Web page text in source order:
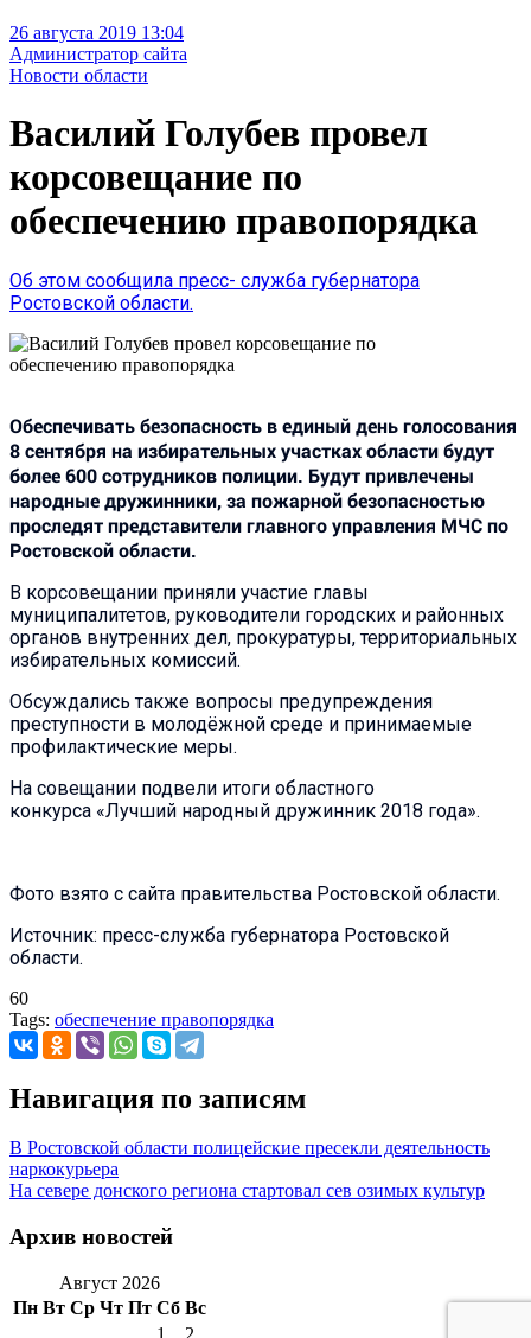
26 августа 2019 13:04
Администратор сайта
Новости области
Василий Голубев провел
корсовещание по
обеспечению правопорядка
Об этом сообщила пресс- служба губернатора
Ростовской области.
Обеспечивать безопасность в единый день голосования
8 сентября на избирательных участках области будут
более 600 сотрудников полиции. Будут привлечены
народные дружинники, за пожарной безопасностью
проследят представители главного управления МЧС по
Ростовской области.
В корсовещании приняли участие главы
муниципалитетов, руководители городских и районных
органов внутренних дел, прокуратуры, территориальных
избирательных комиссий.
Обсуждались также вопросы предупреждения
преступности в молодёжной среде и принимаемые
профилактические меры.
На совещании подвели итоги областного
конкурса «Лучший народный дружинник 2018 года».
Фото взято с сайта правительства Ростовской области.
Источник: пресс-служба губернатора Ростовской
области.
60
Tags: обеспечение правопорядка
Навигация по записям
В Ростовской области полицейские пресекли деятельность
наркокурьера
На севере донского региона стартовал сев озимых культур
Архив новостей
Август 2026
Пн Вт Ср Чт Пт Сб Вс
1
2